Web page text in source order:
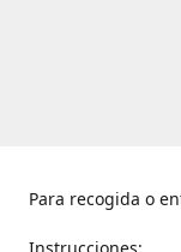
Para recogida o